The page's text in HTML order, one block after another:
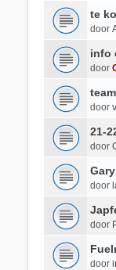
te
door
info
door
door
21-
door
door
door
door